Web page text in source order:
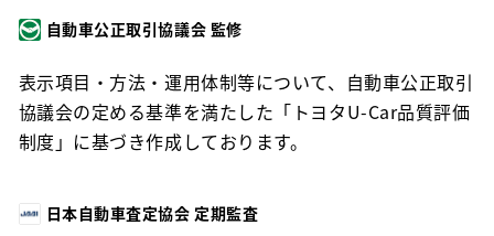
自動車公正取引協議会 監修
表示項目・方法・運用体制等について、自動車公正取引
協議会の定める基準を満たした「トヨタU-Car品質評価
制度」に基づき作成しております。
日本自動車査定協会 定期監査